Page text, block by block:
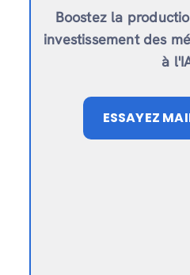
Boostez la
investissement des
à
ESSAYEZ